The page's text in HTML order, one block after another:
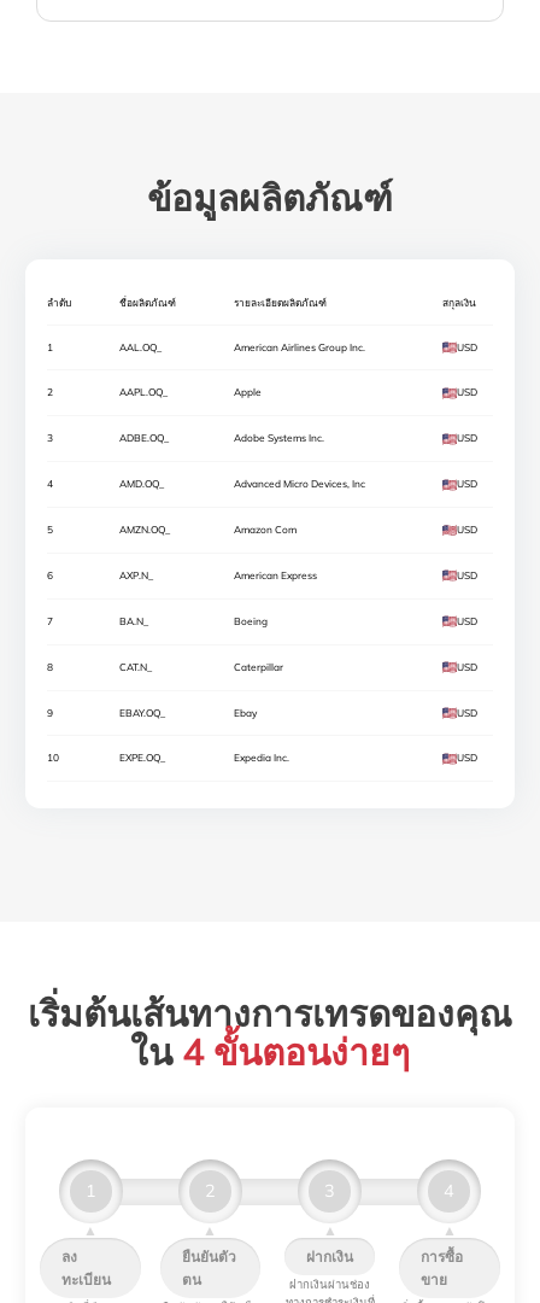
เก็งกำไรที่สนใจเครื่องมือทางการเงินที่หลาก
ข้อมูลผลิตภัณฑ์
ลำดับ ชื่อผลิตภัณฑ์ รายละเอียดผลิตภัณฑ์ สกุลเงิน
1 AAL.OQ_ American Airlines Group Inc. USD
2 AAPL.OQ_ Apple USD
3 ADBE.OQ_ Adobe Systems Inc. USD
4 AMD.OQ_ Advanced Micro Devices, Inc USD
5 AMZN.OQ_ Amazon Com USD
6 AXP.N_ American Express USD
7 BA.N_ Boeing USD
8 CAT.N_ Caterpillar USD
9 EBAY.OQ_ Ebay USD
10 EXPE.OQ_ Expedia Inc. USD
15
INTC.OQ_ Intel USD
Lockheed Martin Corp USD
Mastercard Cl A USD
Marriott International Inc USD
เริ่มต้นเส้นทางการเทรดของคุณ
ใน 4 ขั้นตอนง่ายๆ
1
▲
ลง
ทะเบียน
2
▲
ยืนยันตัว
ตน
3
▲
ฝากเงิน
ฝากเงินผ่านช่อง
4
▲
การซื้อ
ขาย